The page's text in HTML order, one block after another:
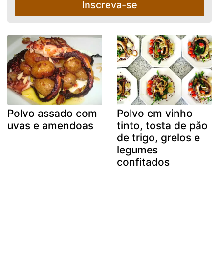
Inscreva-se
Polvo assado com
uvas e amendoas
Polvo em vinho
tinto, tosta de pão
de trigo, grelos e
legumes
confitados